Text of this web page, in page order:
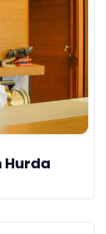
Hurda